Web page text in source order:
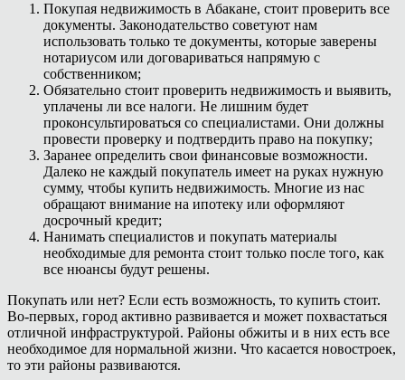
Покупая недвижимость в Абакане, стоит проверить все
документы. Законодательство советуют нам
использовать только те документы, которые заверены
нотариусом или договариваться напрямую с
собственником;
Обязательно стоит проверить недвижимость и выявить,
уплачены ли все налоги. Не лишним будет
проконсультироваться со специалистами. Они должны
провести проверку и подтвердить право на покупку;
Заранее определить свои финансовые возможности.
Далеко не каждый покупатель имеет на руках нужную
сумму, чтобы купить недвижимость. Многие из нас
обращают внимание на ипотеку или оформляют
досрочный кредит;
Нанимать специалистов и покупать материалы
необходимые для ремонта стоит только после того, как
все нюансы будут решены.
Покупать или нет? Если есть возможность, то купить стоит.
Во-первых, город активно развивается и может похвастаться
отличной инфраструктурой. Районы обжиты и в них есть все
необходимое для нормальной жизни. Что касается новостроек,
то эти районы развиваются.